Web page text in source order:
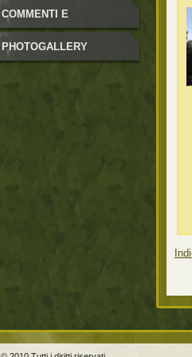
COMMENTI E
NEWSLETTER
PHOTOGALLERY